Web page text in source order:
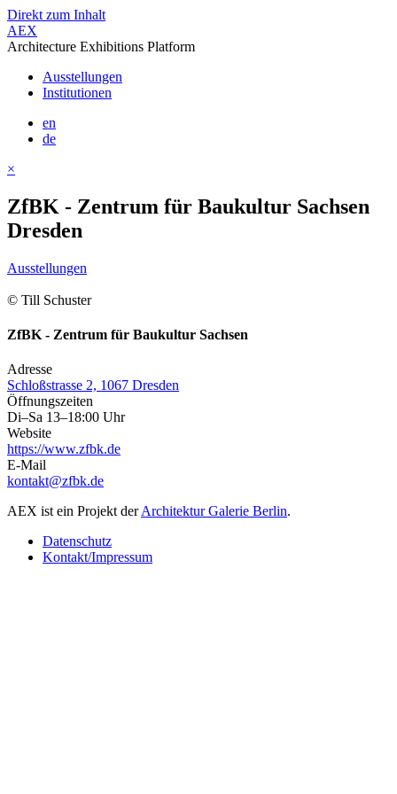
Direkt zum Inhalt
AEX
Architecture Exhibitions Platform
Ausstellungen
Institutionen
en
de
×
ZfBK - Zentrum für Baukultur Sachsen
Dresden
Ausstellungen
© Till Schuster
ZfBK - Zentrum für Baukultur Sachsen
Adresse
Schloßstrasse 2, 1067 Dresden
Öffnungszeiten
Di–Sa 13–18:00 Uhr
Website
https://www.zfbk.de
E-Mail
kontakt@zfbk.de
AEX ist ein Projekt derArchitektur Galerie Berlin.
Datenschutz
Kontakt/Impressum